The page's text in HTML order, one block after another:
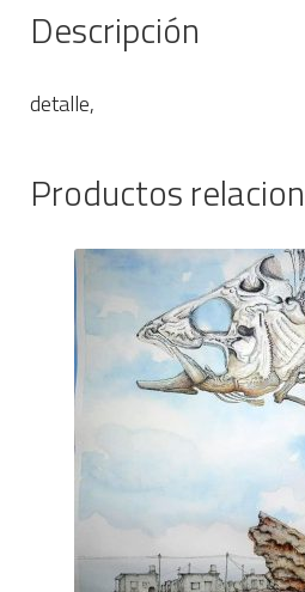
Descripción
detalle,
Productos